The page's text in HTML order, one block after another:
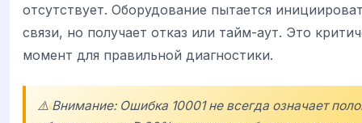
отсутствует. Оборудование пытается
связи, но получает отказ или тайм-аут. Это
момент для правильной диагностики.
⚠️ Внимание: Ошибка 10001 не всегда означает